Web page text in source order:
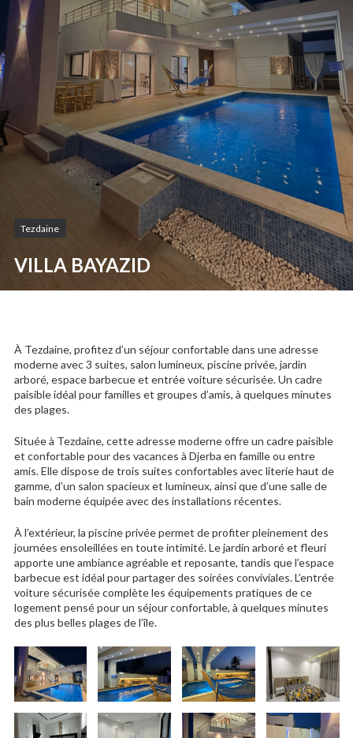
Tezdaine
VILLA BAYAZID
À Tezdaine, profitez d’un séjour confortable dans une adresse
moderne avec 3 suites, salon lumineux, piscine privée, jardin
arboré, espace barbecue et entrée voiture sécurisée. Un cadre
paisible idéal pour familles et groupes d’amis, à quelques minutes
des plages.
Située à Tezdaine, cette adresse moderne offre un cadre paisible
et confortable pour des vacances à Djerba en famille ou entre
amis. Elle dispose de trois suites confortables avec literie haut de
gamme, d’un salon spacieux et lumineux, ainsi que d’une salle de
bain moderne équipée avec des installations récentes.
À l’extérieur, la piscine privée permet de profiter pleinement des
journées ensoleillées en toute intimité. Le jardin arboré et fleuri
apporte une ambiance agréable et reposante, tandis que l’espace
barbecue est idéal pour partager des soirées conviviales. L’entrée
voiture sécurisée complète les équipements pratiques de ce
logement pensé pour un séjour confortable, à quelques minutes
des plus belles plages de l’île.